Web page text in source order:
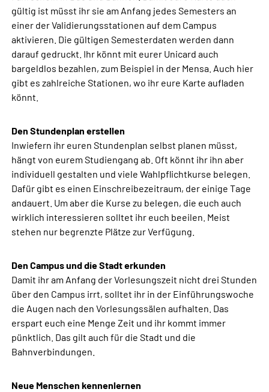
gültig ist müsst ihr sie am Anfang jedes Semesters an
einer der Validierungsstationen auf dem Campus
aktivieren. Die gültigen Semesterdaten werden dann
darauf gedruckt. Ihr könnt mit eurer Unicard auch
bargeldlos bezahlen, zum Beispiel in der Mensa. Auch hier
gibt es zahlreiche Stationen, wo ihr eure Karte aufladen
könnt.
Den Stundenplan erstellen
Inwiefern ihr euren Stundenplan selbst planen müsst,
hängt von eurem Studiengang ab. Oft könnt ihr ihn aber
individuell gestalten und viele Wahlpflichtkurse belegen.
Dafür gibt es einen Einschreibezeitraum, der einige Tage
andauert. Um aber die Kurse zu belegen, die euch auch
wirklich interessieren solltet ihr euch beeilen. Meist
stehen nur begrenzte Plätze zur Verfügung.
Den Campus und die Stadt erkunden
Damit ihr am Anfang der Vorlesungszeit nicht drei Stunden
über den Campus irrt, solltet ihr in der Einführungswoche
die Augen nach den Vorlesungssälen aufhalten. Das
erspart euch eine Menge Zeit und ihr kommt immer
pünktlich. Das gilt auch für die Stadt und die
Bahnverbindungen.
Neue Menschen kennenlernen